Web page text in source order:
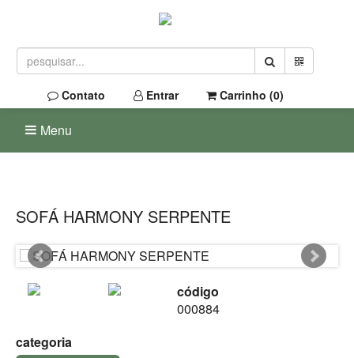
Contato Entrar Carrinho (0)
Menu
SOFÁ HARMONY SERPENTE
código
000884
categoria